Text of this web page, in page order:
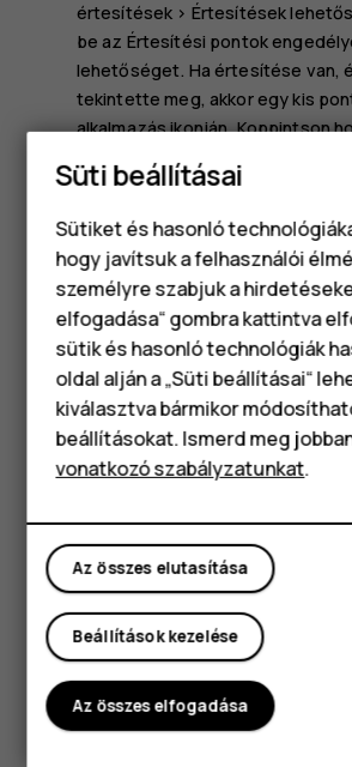
Okostelefonok
Klasszikus
Tartozékok
Táblagépek
értesítések > Értesítések
be az Értesítési pontok
lehetőséget. Ha értesítése van,
tekintette meg, akkor egy kis
alkalmazás ikonján. Koppintson
rendelkezésre álló beállítások
megnyitáshoz koppintson az
A gyorsbeállítási ikonok
A funkciók aktiválásához koppintson a
ikonokra az értesítési panelen. A
megtekintéséhez húzza le a menüt.
Az ikonok átrendezéséhez koppintson a
koppintson egy ikonra és tartsa
Süti beállításai
Sütiket és hasonló
hogy javítsuk a felhasználói
személyre szabjuk a
elfogadása“ gombra kattintva
sütik és hasonló technológiák
oldal alján a „Süti beállításai“
kiválasztva bármikor
beállításokat. Ismerd meg
vonatkozó szabályzatunkat.
Az összes elutasítása
Beállítások kezelése
Az összes elfogadása